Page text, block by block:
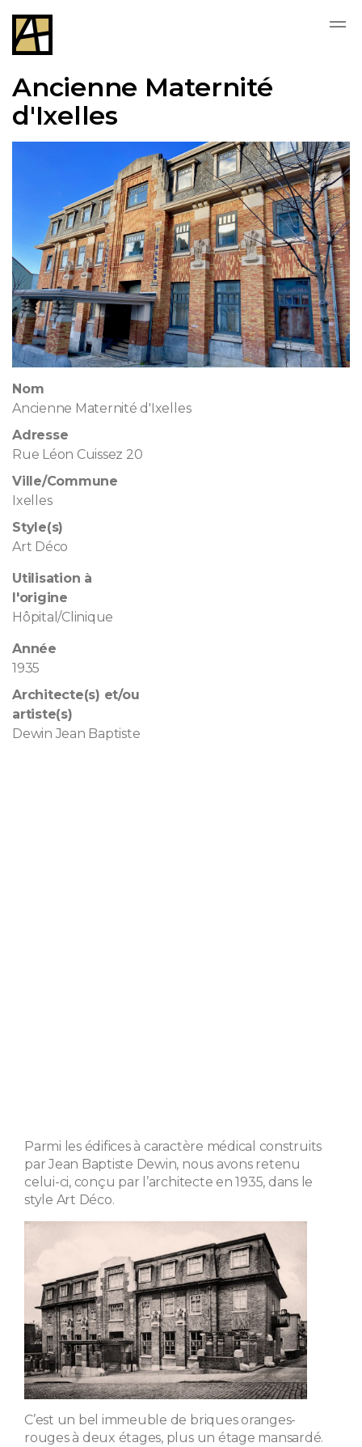
Ancienne Maternité
d'Ixelles
Nom
Ancienne Maternité d'Ixelles
Adresse
Rue Léon Cuissez 20
Ville/Commune
Ixelles
Style(s)
Art Déco
Utilisation à
l'origine
Hôpital/Clinique
Année
1935
Architecte(s) et/ou
artiste(s)
Dewin Jean Baptiste
Parmi les édifices à caractère médical construits
par Jean Baptiste Dewin, nous avons retenu
celui-ci, conçu par l’architecte en 1935, dans le
style Art Déco.
C’est un bel immeuble de briques oranges-
rouges à deux étages, plus un étage mansardé.